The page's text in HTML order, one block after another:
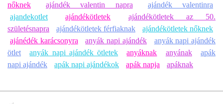
nőknek
ajándék valentin napra
ajándék valentinra
ajandekotlet
ajándékötletek
ajándékötletek az 50.
születésnapra
ajándékötletek férfiaknak
ajándékötletek nőknek
ajánédék karácsonyra
anyák napi ajándék
anyák napi ajándék
ötlet
anyák napi ajándék ötletek anyáknak anyának
apák
napi ajándék
apák napi ajándékok apák napja apáknak